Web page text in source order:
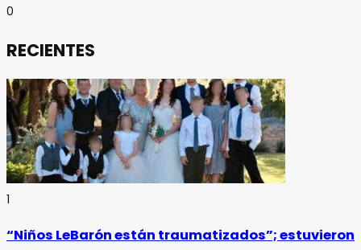
0
RECIENTES
1
“Niños LeBarón están traumatizados”; estuvieron